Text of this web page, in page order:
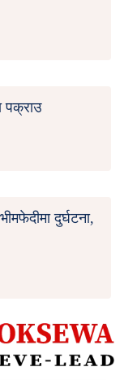
पक्राउ
दुर्घटना,